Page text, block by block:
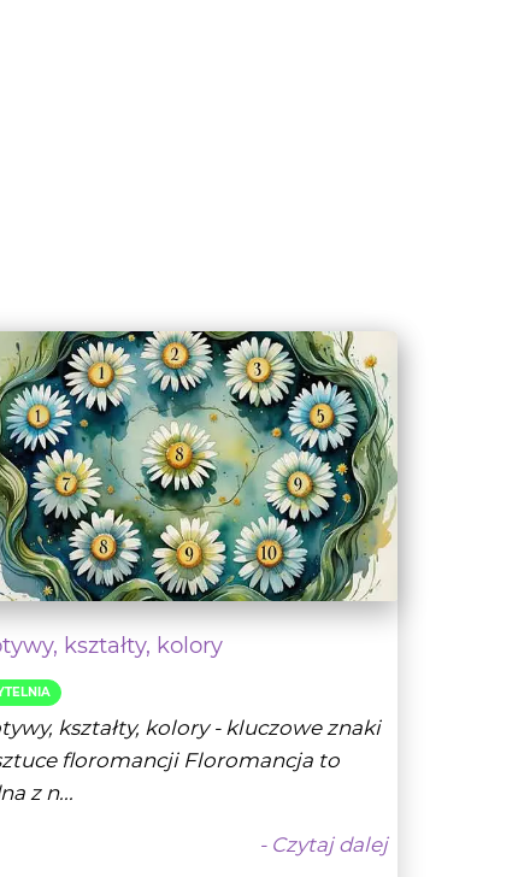
kształty, kolory
kształty, kolory - kluczowe znaki
floromancji Floromancja to
z n...
- Czytaj dalej